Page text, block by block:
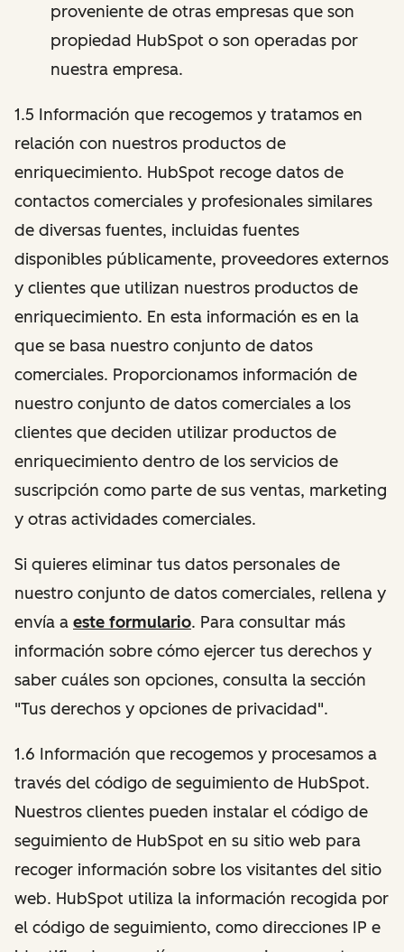
proveniente de otras empresas que son
propiedad HubSpot o son operadas por
nuestra empresa.
1.5 Información que recogemos y tratamos en
relación con nuestros productos de
enriquecimiento. HubSpot recoge datos de
contactos comerciales y profesionales similares
de diversas fuentes, incluidas fuentes
disponibles públicamente, proveedores externos
y clientes que utilizan nuestros productos de
enriquecimiento. En esta información es en la
que se basa nuestro conjunto de datos
comerciales. Proporcionamos información de
nuestro conjunto de datos comerciales a los
clientes que deciden utilizar productos de
enriquecimiento dentro de los servicios de
suscripción como parte de sus ventas, marketing
y otras actividades comerciales.
Si quieres eliminar tus datos personales de
nuestro conjunto de datos comerciales, rellena y
envía a este formulario. Para consultar más
información sobre cómo ejercer tus derechos y
saber cuáles son opciones, consulta la sección
"Tus derechos y opciones de privacidad".
1.6 Información que recogemos y procesamos a
través del código de seguimiento de HubSpot.
Nuestros clientes pueden instalar el código de
seguimiento de HubSpot en su sitio web para
recoger información sobre los visitantes del sitio
web. HubSpot utiliza la información recogida por
el código de seguimiento, como direcciones IP e